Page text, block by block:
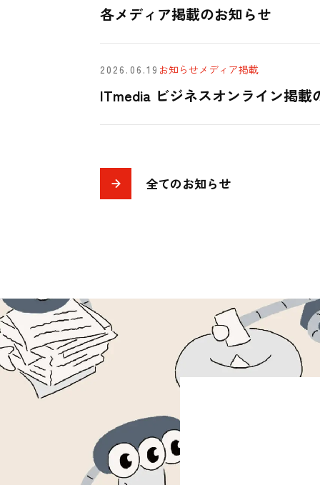
各メディア掲載のお知らせ
2026.06.19 お知らせメディア掲載
ITmedia ビジネスオンライン掲載
全てのお知らせ